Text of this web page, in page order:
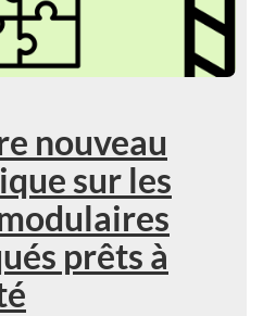
nouveau
sur les
prêts à